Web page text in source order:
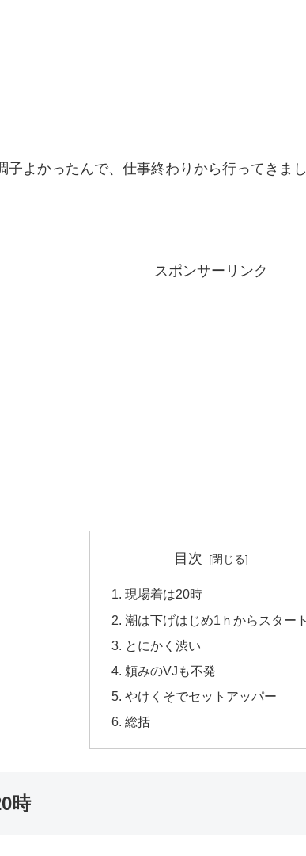
子よかったんで、仕事終わりから行ってきまし
スポンサーリンク
目次
現場着は20時
潮は下げはじめ1ｈからスタート
とにかく渋い
頼みのVJも不発
やけくそでセットアッパー
総括
時